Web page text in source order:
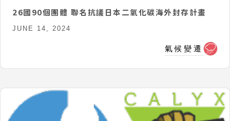
26國90個團體 聯名抗議日本二氧化碳海外封存計畫
JUNE 14, 2024
氣候變遷